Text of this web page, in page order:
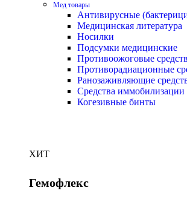
Мед товары
Антивирусные
Медицинская литература
Носилки
Подсумки медицинские
Противоожоговые
Противорадиационные
Ранозаживляющие
Средства иммобилизации
Когезивные бинты
ХИТ
Гемофлекс